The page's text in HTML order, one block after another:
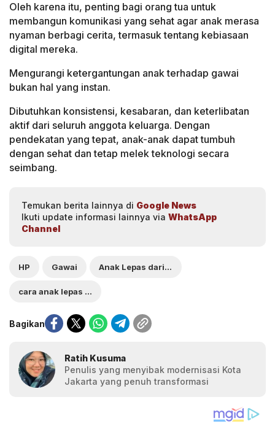
Oleh karena itu, penting bagi orang tua untuk
membangun komunikasi yang sehat agar anak merasa
nyaman berbagi cerita, termasuk tentang kebiasaan
digital mereka.
Mengurangi ketergantungan anak terhadap gawai
bukan hal yang instan.
Dibutuhkan konsistensi, kesabaran, dan keterlibatan
aktif dari seluruh anggota keluarga. Dengan
pendekatan yang tepat, anak-anak dapat tumbuh
dengan sehat dan tetap melek teknologi secara
seimbang.
Temukan berita lainnya di Google News
Ikuti update informasi lainnya via WhatsApp
Channel
HP Gawai Anak Lepas dari Gawai
cara anak lepas dari gawai
Bagikan
Ratih Kusuma
Penulis yang menyibak modernisasi Kota
Jakarta yang penuh transformasi